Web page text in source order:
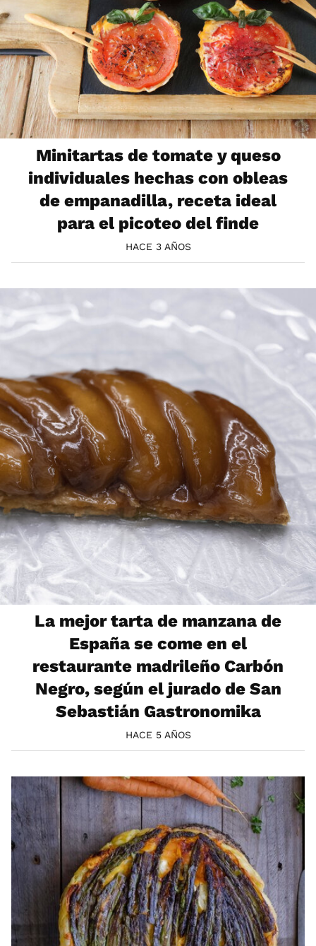
Minitartas de tomate y queso
individuales hechas con obleas
de empanadilla, receta ideal
para el picoteo del finde
HACE 3 AÑOS
La mejor tarta de manzana de
España se come en el
restaurante madrileño Carbón
Negro, según el jurado de San
Sebastián Gastronomika
HACE 5 AÑOS